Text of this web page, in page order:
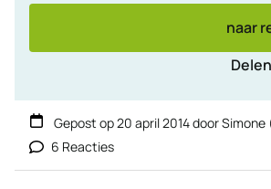
naar
Gepost op20 april 2014doorSimone
6 Reacties